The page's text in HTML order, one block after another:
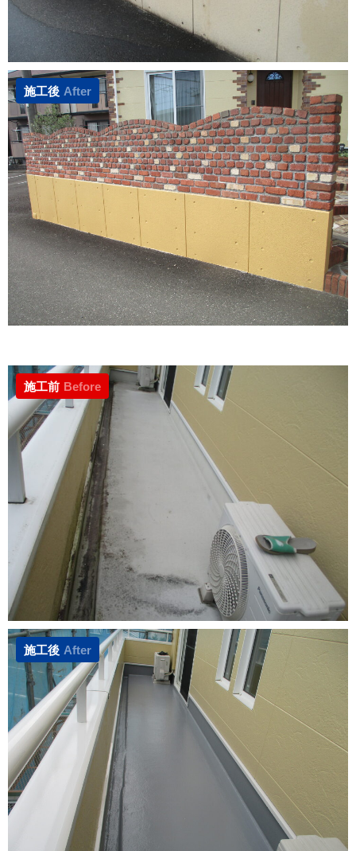
施工後 After
施工前 Before
施工後 After